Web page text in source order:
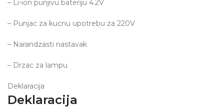
– Li-ion punjivu bateriju 4.2V
– Punjac za kucnu upotrebu za 220V
– Narandzasti nastavak
– Drzac za lampu
Deklaracija
Deklaracija